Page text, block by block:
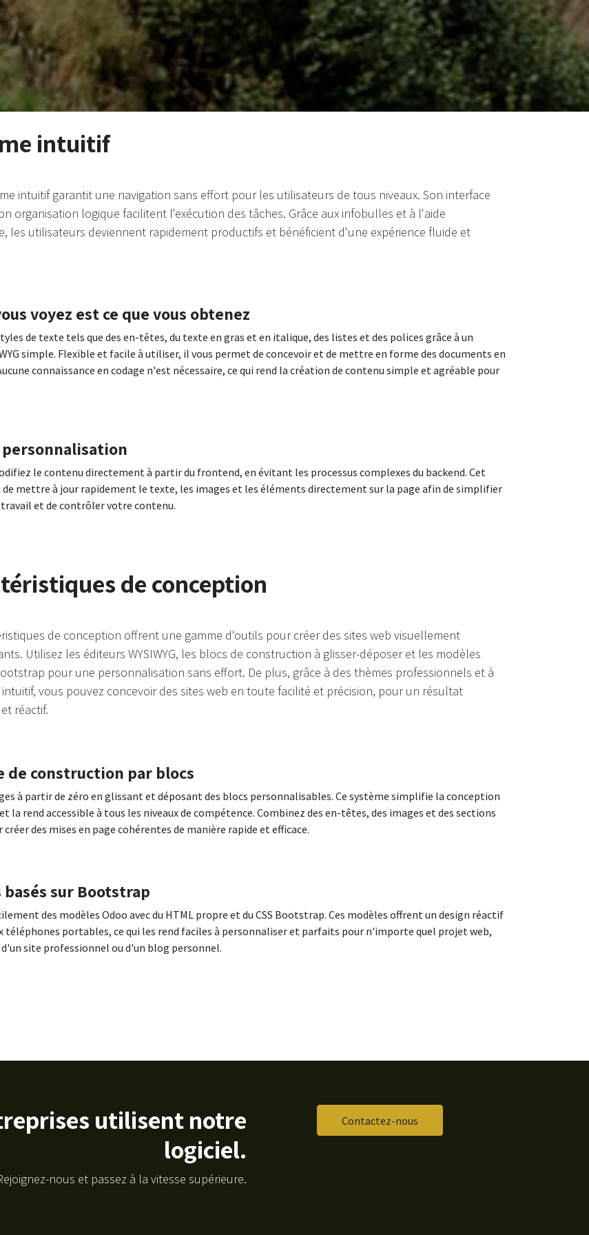
intuitif
intuitif garantit une navigation sans effort pour les utilisateurs de tous niveaux. Son interface
organisation logique facilitent l'exécution des tâches. Grâce aux infobulles et à l'aide
les utilisateurs deviennent rapidement productifs et bénéficient d'une expérience fluide et
voyez est ce que vous obtenez
de texte tels que des en-têtes, du texte en gras et en italique, des listes et des polices grâce à un
simple. Flexible et facile à utiliser, il vous permet de concevoir et de mettre en forme des documents en
connaissance en codage n'est nécessaire, ce qui rend la création de contenu simple et agréable pour
le contenu directement à partir du frontend, en évitant les processus complexes du backend. Cet
mettre à jour rapidement le texte, les images et les éléments directement sur la page afin de simplifier
et de contrôler votre contenu.
de conception
de conception offrent une gamme d'outils pour créer des sites web visuellement
Utilisez les éditeurs WYSIWYG, les blocs de construction à glisser-déposer et les modèles
pour une personnalisation sans effort. De plus, grâce à des thèmes professionnels et à
vous pouvez concevoir des sites web en toute facilité et précision, pour un résultat
réactif.
de construction par blocs
à partir de zéro en glissant et déposant des blocs personnalisables. Ce système simplifie la conception
la rend accessible à tous les niveaux de compétence. Combinez des en-têtes, des images et des sections
des mises en page cohérentes de manière rapide et efficace.
basés sur Bootstrap
des modèles Odoo avec du HTML propre et du CSS Bootstrap. Ces modèles offrent un design réactif
téléphones portables, ce qui les rend faciles à personnaliser et parfaits pour n'importe quel projet web,
site professionnel ou d'un blog personnel.
utilisent notre
logiciel.
nous et passez à la vitesse supérieure.
Contactez-nous